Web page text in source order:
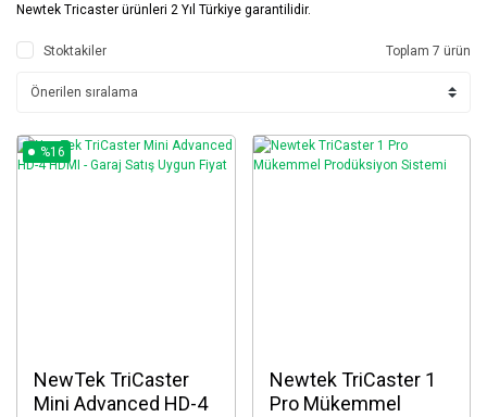
Newtek Tricaster ürünleri 2 Yıl Türkiye garantilidir.
Stoktakiler Toplam 7 ürün
%16
NewTek TriCaster
Mini Advanced HD-4
Newtek TriCaster 1
Pro Mükemmel